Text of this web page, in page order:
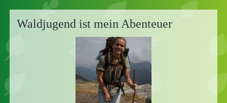
Waldjugend ist mein Abenteuer